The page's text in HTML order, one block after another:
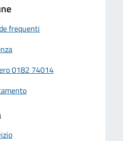
frequenti
0182 74014